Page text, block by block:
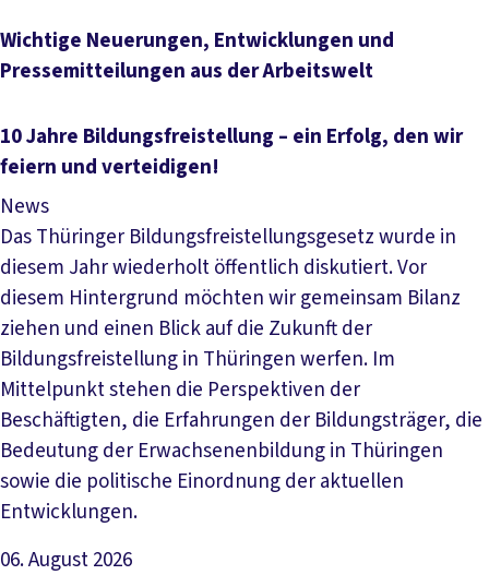
Wichtige Neuerungen, Entwicklungen und
Pressemitteilungen aus der Arbeitswelt
10 Jahre Bildungsfreistellung – ein Erfolg, den wir
feiern und verteidigen!
News
Das Thüringer Bildungsfreistellungsgesetz wurde in
diesem Jahr wiederholt öffentlich diskutiert. Vor
diesem Hintergrund möchten wir gemeinsam Bilanz
ziehen und einen Blick auf die Zukunft der
Bildungsfreistellung in Thüringen werfen. Im
Mittelpunkt stehen die Perspektiven der
Beschäftigten, die Erfahrungen der Bildungsträger, die
Bedeutung der Erwachsenenbildung in Thüringen
sowie die politische Einordnung der aktuellen
Entwicklungen.
06. August 2026